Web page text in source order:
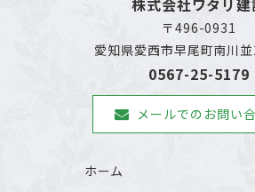
株式会社ワタリ
〒496-0931
愛知県愛西市早尾町南川
0567-25-5179
メールでのお問い
ホーム